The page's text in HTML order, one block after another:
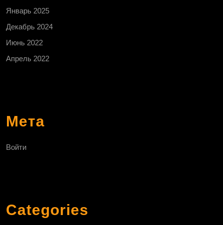
Январь 2025
Декабрь 2024
Июнь 2022
Апрель 2022
Мета
Войти
Categories